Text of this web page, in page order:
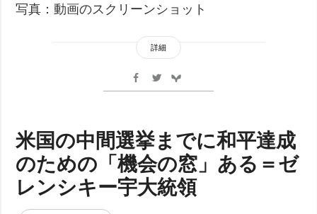
写真：動画のスクリーンショット
詳細
米国の中間選挙までに和平達成
のための「機会の窓」ある＝ゼ
レンシキー宇大統領